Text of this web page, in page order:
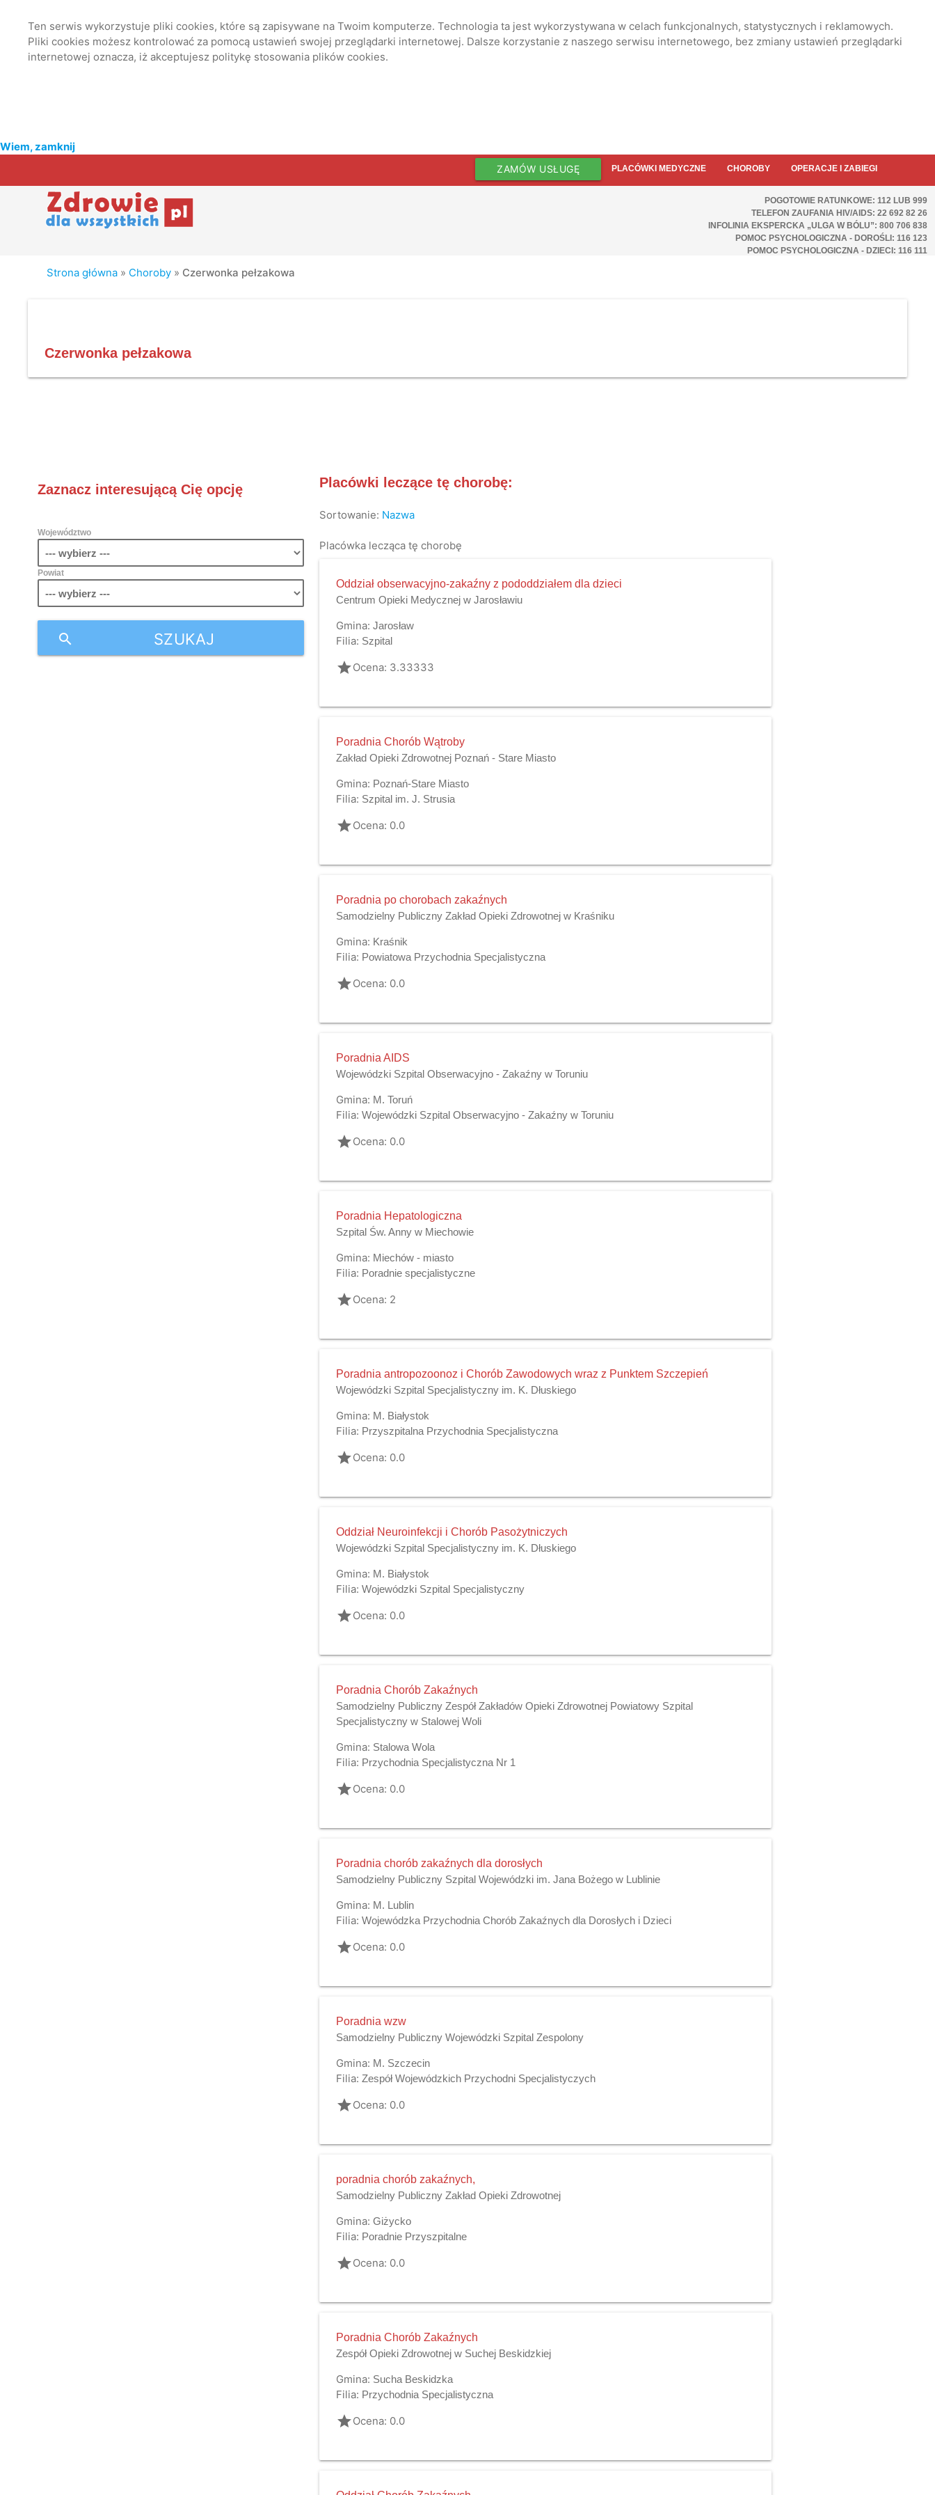
Ten serwis wykorzystuje pliki cookies, które są zapisywane na Twoim komputerze. Technologia ta jest wykorzystywana w celach funkcjonalnych, statystycznych i reklamowych.
Pliki cookies możesz kontrolować za pomocą ustawień swojej przeglądarki internetowej. Dalsze korzystanie z naszego serwisu internetowego, bez zmiany ustawień przeglądarki
internetowej oznacza, iż akceptujesz politykę stosowania plików cookies.
Wiem, zamknij
ZAMÓW USŁUGĘ PLACÓWKI MEDYCZNE CHOROBY OPERACJE I ZABIEGI
POGOTOWIE RATUNKOWE: 112 LUB 999
TELEFON ZAUFANIA HIV/AIDS: 22 692 82 26
INFOLINIA EKSPERCKA „ULGA W BÓLU”: 800 706 838
POMOC PSYCHOLOGICZNA - DOROŚLI: 116 123
POMOC PSYCHOLOGICZNA - DZIECI: 116 111
Strona główna » Choroby » Czerwonka pełzakowa
Czerwonka pełzakowa
Zaznacz interesującą Cię opcję
Województwo
Powiat
SZUKAJ
search
Placówki leczące tę chorobę:
Sortowanie: Nazwa
Placówka lecząca tę chorobę
Oddział obserwacyjno-zakaźny z pododdziałem dla dzieci
Centrum Opieki Medycznej w Jarosławiu
Gmina: Jarosław
Filia: Szpital
gradeOcena: 3.33333
Poradnia Chorób Wątroby
Zakład Opieki Zdrowotnej Poznań - Stare Miasto
Gmina: Poznań-Stare Miasto
Filia: Szpital im. J. Strusia
gradeOcena: 0.0
Poradnia po chorobach zakaźnych
Samodzielny Publiczny Zakład Opieki Zdrowotnej w Kraśniku
Gmina: Kraśnik
Filia: Powiatowa Przychodnia Specjalistyczna
gradeOcena: 0.0
Poradnia AIDS
Wojewódzki Szpital Obserwacyjno - Zakaźny w Toruniu
Gmina: M. Toruń
Filia: Wojewódzki Szpital Obserwacyjno - Zakaźny w Toruniu
gradeOcena: 0.0
Poradnia Hepatologiczna
Szpital Św. Anny w Miechowie
Gmina: Miechów - miasto
Filia: Poradnie specjalistyczne
gradeOcena: 2
Poradnia antropozoonoz i Chorób Zawodowych wraz z Punktem Szczepień
Wojewódzki Szpital Specjalistyczny im. K. Dłuskiego
Gmina: M. Białystok
Filia: Przyszpitalna Przychodnia Specjalistyczna
gradeOcena: 0.0
Oddział Neuroinfekcji i Chorób Pasożytniczych
Wojewódzki Szpital Specjalistyczny im. K. Dłuskiego
Gmina: M. Białystok
Filia: Wojewódzki Szpital Specjalistyczny
gradeOcena: 0.0
Poradnia Chorób Zakaźnych
Samodzielny Publiczny Zespół Zakładów Opieki Zdrowotnej Powiatowy Szpital
Specjalistyczny w Stalowej Woli
Gmina: Stalowa Wola
Filia: Przychodnia Specjalistyczna Nr 1
gradeOcena: 0.0
Poradnia chorób zakaźnych dla dorosłych
Samodzielny Publiczny Szpital Wojewódzki im. Jana Bożego w Lublinie
Gmina: M. Lublin
Filia: Wojewódzka Przychodnia Chorób Zakaźnych dla Dorosłych i Dzieci
gradeOcena: 0.0
Poradnia wzw
Samodzielny Publiczny Wojewódzki Szpital Zespolony
Gmina: M. Szczecin
Filia: Zespół Wojewódzkich Przychodni Specjalistyczych
gradeOcena: 0.0
poradnia chorób zakaźnych,
Samodzielny Publiczny Zakład Opieki Zdrowotnej
Gmina: Giżycko
Filia: Poradnie Przyszpitalne
gradeOcena: 0.0
Poradnia Chorób Zakaźnych
Zespół Opieki Zdrowotnej w Suchej Beskidzkiej
Gmina: Sucha Beskidzka
Filia: Przychodnia Specjalistyczna
gradeOcena: 0.0